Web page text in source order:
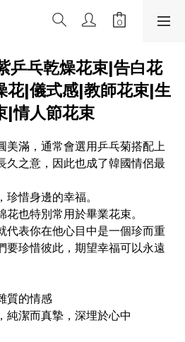
乒乓乾燥花束|告白花
花|儀式感|教師花束|生
|情人節花束
美滿，通常會選用乒乓菊搭配上
久之意，因此也成了韓國情侶最
珍惜身邊的幸福。
花也特別常用於畢業花束。
代表你在他心目中是一個珍而重
要珍惜彼此，期望幸福可以永遠
質的情感
純潔而真摯，深埋於心中